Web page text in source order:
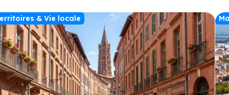
entre moments partagés et instants de
calme. Pour accompagner votre
emménagement, les logements disposent
d’une salle de bain équipée et de
rangements intégrés, pensés pour
optimiser l’espace. Enfin, la résidence met à
disposition un parking privatif et unlocal à
vélos, complétant un ensemble résidentiel
fonctionnel et harmonieux, à deux pas de
Toulouse.
& Vie locale